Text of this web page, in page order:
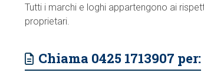
Tutti i marchi e loghi appartengono ai
proprietari.
Chiama 0425 1713907 per: